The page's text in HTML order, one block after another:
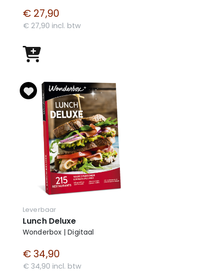
€ 27,90
€ 27,90 incl. btw
Leverbaar
Lunch Deluxe
Wonderbox | Digitaal
€ 34,90
€ 34,90 incl. btw